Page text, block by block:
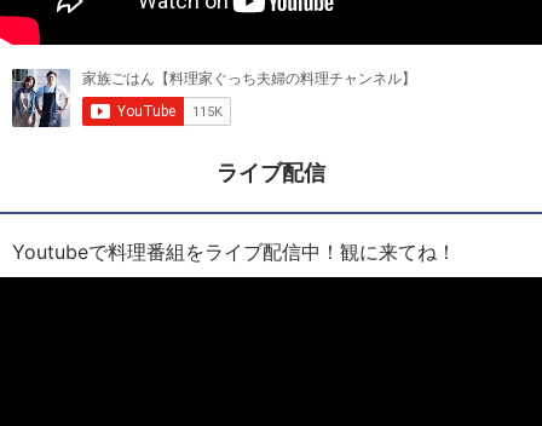
ライブ配信
Youtubeで料理番組をライブ配信中！観に来てね！